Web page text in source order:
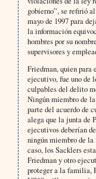
gobierno”, se refirió
mayo de 1997 para
la información
hombres por su
supervisores y
Friedman, quien para
ejecutivo, fue uno de
culpables del delito
Ningún miembro de
parte del acuerdo de
alega que la junta de
ejecutivos deberían
ningún miembro de
caso, los Sacklers
Friedman y otro
proteger a la familia,